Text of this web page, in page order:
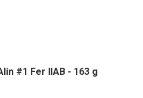
#1 Fer IIAB - 163 g